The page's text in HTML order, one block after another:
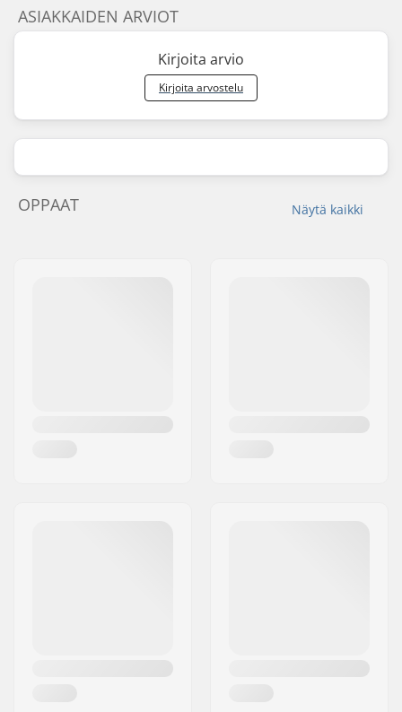
ASIAKKAIDEN ARVIOT
Kirjoita arvio
Kirjoita arvostelu
Näytä kaikki
OPPAAT